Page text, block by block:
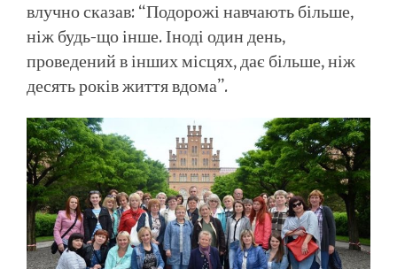
влучно сказав: “Подорожі навчають більше,
ніж будь-що інше. Іноді один день,
проведений в інших місцях, дає більше, ніж
десять років життя вдома”.